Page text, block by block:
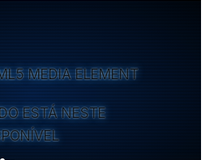
MEDIA ELEMENT
ESTÁ NESTE